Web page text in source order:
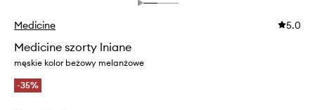
Medicine 5.0
Medicine szorty lniane
męskie kolor beżowy melanżowe
-35%